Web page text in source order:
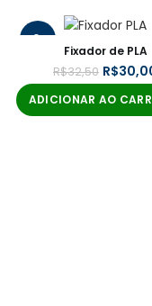
-8%
Fixador de PLA
R$32,50 R$
ADICIONAR AO